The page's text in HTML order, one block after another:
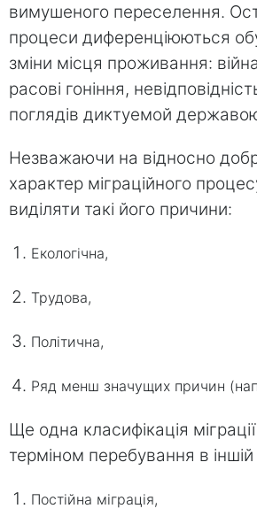
вимушеного переселення.
процеси диференціюються
зміни місця проживання:
расові гоніння,
поглядів диктуемой державою
Незважаючи на відносно
характер міграційного
виділяти такі його причини:
Екологічна,
Трудова,
Політична,
Ряд менш значущих причин
Ще одна класифікація
терміном перебування в іншій
Постійна міграція,